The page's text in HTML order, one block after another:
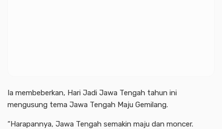
Ia membeberkan, Hari Jadi Jawa Tengah tahun ini
mengusung tema Jawa Tengah Maju Gemilang.
“Harapannya, Jawa Tengah semakin maju dan moncer.